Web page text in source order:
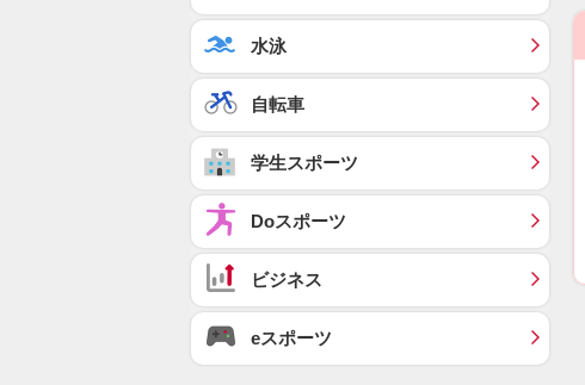
水泳
自転車
学生スポーツ
Doスポーツ
ビジネス
eスポーツ